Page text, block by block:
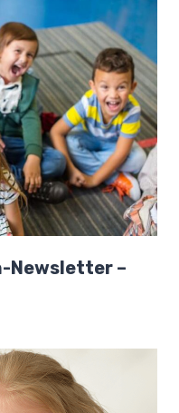
Newsletter –